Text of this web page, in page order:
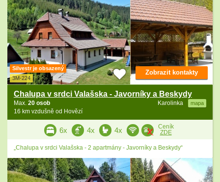
Silvestr je obsazený
3M-224
Chalupa v srdci Valašska - Javorníky a Beskydy
Karolinka mapa
Max. 20 osob
16 km vzdušně od Hovězí
Zobrazit kontakty
6x 4x 4x
Ceník
ZDE
„Chalupa v srdci Valašska - 2 apartmány - Javorníky a Beskydy“